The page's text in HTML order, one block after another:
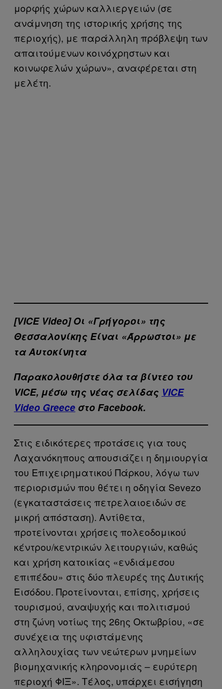
μορφής χώρων καλλιεργειών (σε
ανάμνηση της ιστορικής χρήσης της
περιοχής), με παράλληλη πρόβλεψη των
απαιτούμενων κοινόχρηστων και
κοινωφελών χώρων», αναφέρεται στη
μελέτη.
[VICE Video] Οι «Γρήγοροι» της
Θεσσαλονίκης Είναι «Άρρωστοι» με
τα Αυτοκίνητα
Παρακολουθήστε όλα τα βίντεo του
VICE, μέσω της νέας σελίδας VICE
Video Greece στο Facebook.
Στις ειδικότερες προτάσεις για τους
Λαχανόκηπους απουσιάζει η δημιουργία
του Επιχειρηματικού Πάρκου, λόγω των
περιορισμών που θέτει η οδηγία Sevezo
(εγκαταστάσεις πετρελαιοειδών σε
μικρή απόσταση). Αντίθετα,
προτείνονται χρήσεις πολεοδομικού
κέντρου/κεντρικών λειτουργιών, καθώς
και χρήση κατοικίας «ενδιάμεσου
επιπέδου» στις δύο πλευρές της Δυτικής
Εισόδου. Προτείνονται, επίσης, χρήσεις
τουρισμού, αναψυχής και πολιτισμού
στη ζώνη νοτίως της 26ης Οκτωβρίου, «σε
συνέχεια της υφιστάμενης
αλληλουχίας των νεώτερων μνημείων
βιομηχανικής κληρονομιάς – ευρύτερη
περιοχή ΦΙΞ». Τέλος, υπάρχει εισήγηση